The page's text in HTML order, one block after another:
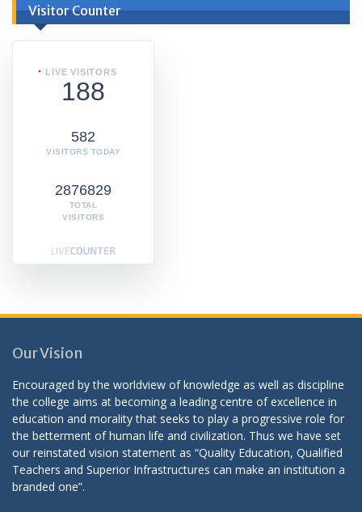
Visitor Counter
LIVE VISITORS
188
582
VISITORS TODAY
2876829
TOTAL
VISITORS
Our Vision
Encouraged by the worldview of knowledge as well as discipline
the college aims at becoming a leading centre of excellence in
education and morality that seeks to play a progressive role for
the betterment of human life and civilization. Thus we have set
our reinstated vision statement as “Quality Education, Qualified
Teachers and Superior Infrastructures can make an institution a
branded one”.